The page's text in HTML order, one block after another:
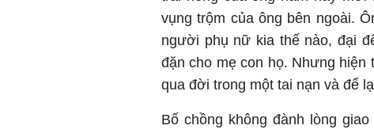
vụng trộm của ông bên ngoài.
người phụ nữ kia thế nào, đại
đặn cho mẹ con họ. Nhưng
qua đời trong một tai nạn và để
Bố chồng không đành lòng